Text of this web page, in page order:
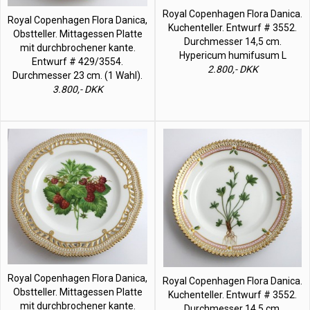
Royal Copenhagen Flora Danica,
Obstteller. Mittagessen Platte
mit durchbrochener kante.
Entwurf # 429/3554.
Durchmesser 23 cm. (1 Wahl).
3.800,- DKK
Royal Copenhagen Flora Danica.
Kuchenteller. Entwurf # 3552.
Durchmesser 14,5 cm.
Hypericum humifusum L
2.800,- DKK
Royal Copenhagen Flora Danica,
Obstteller. Mittagessen Platte
mit durchbrochener kante.
Royal Copenhagen Flora Danica.
Kuchenteller. Entwurf # 3552.